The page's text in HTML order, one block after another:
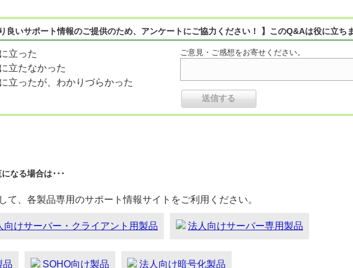
り良いサポート情報のご提供のため、アンケートにご協力ください！ 】このQ&Aは役に立ち
立った
立たなかった
立ったが、わかりづらかった
ご意見・ご感想をお寄せください。
なる場合は･･･
て、各製品専用のサポート情報サイトをご利用ください。
向けサーバー・クライアント用製品 法人向けサーバー専用製品
品 SOHO向け製品 法人向け暗号化製品